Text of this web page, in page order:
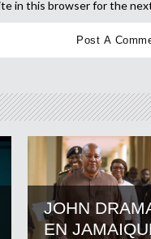
in this browser for the
JOHN
EN